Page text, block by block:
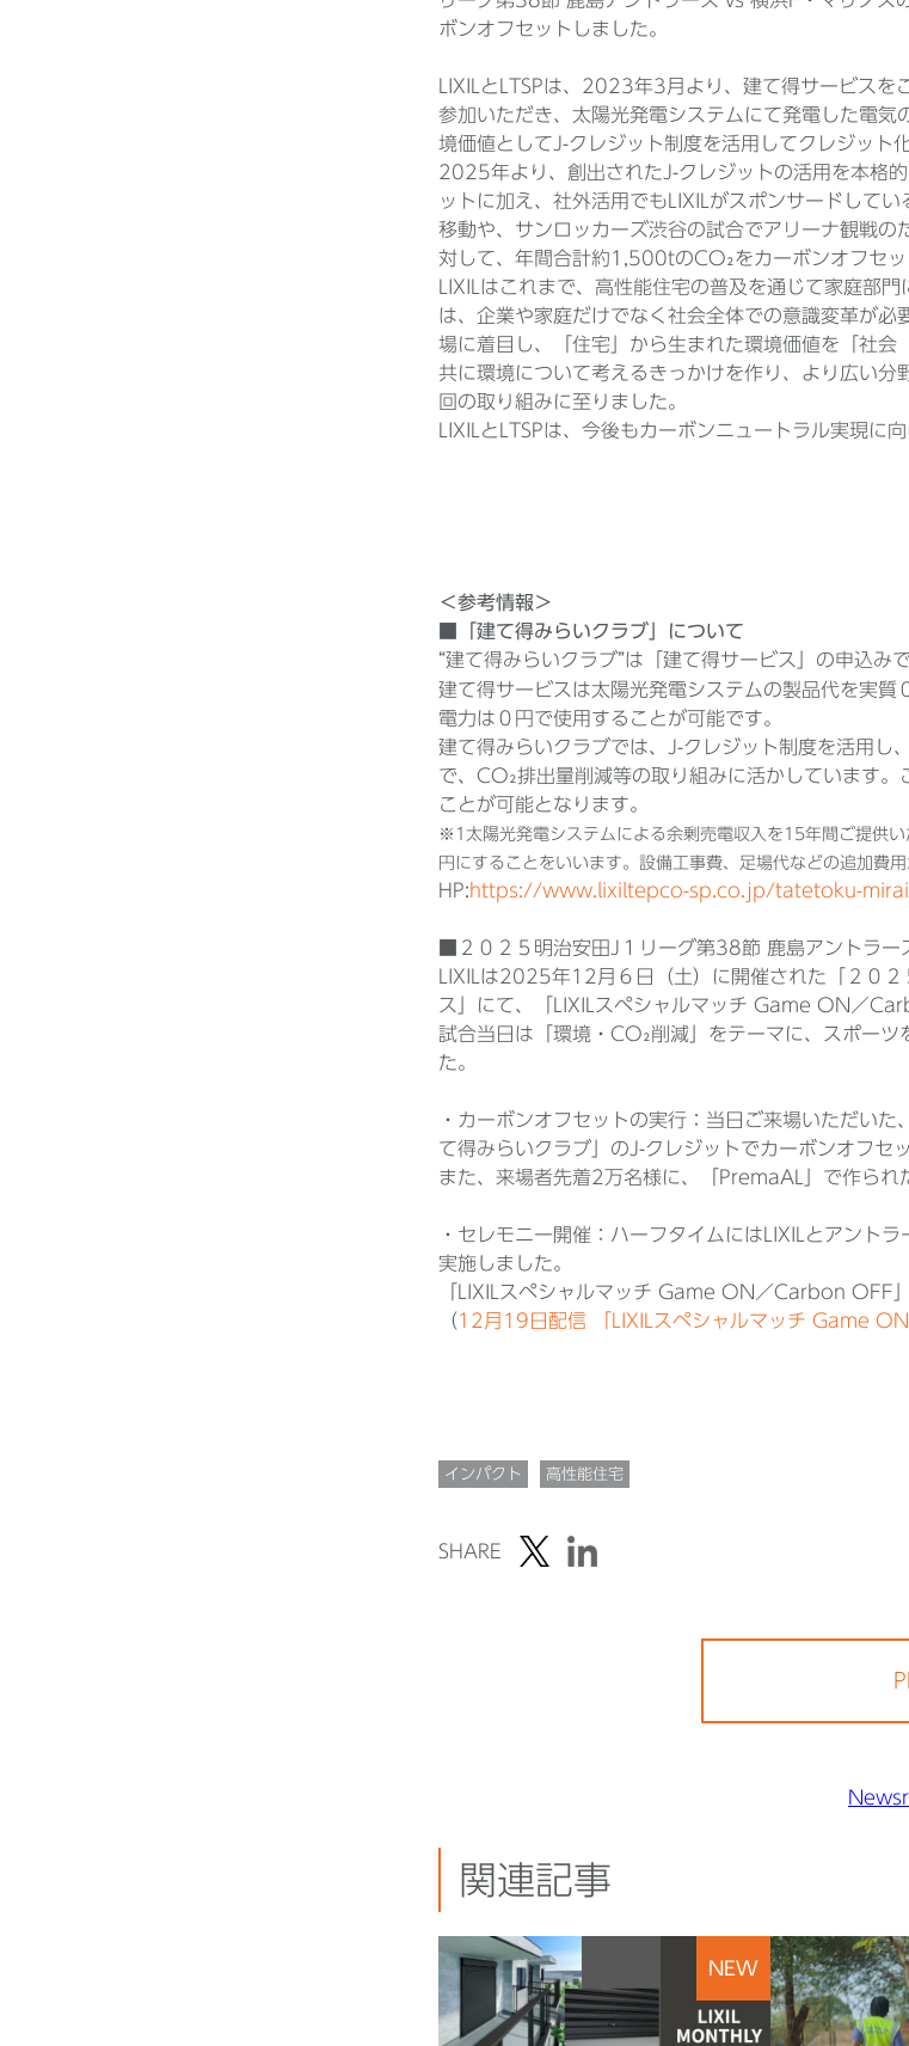
ボンオフセットしました。
LIXILとLTSPは、2023年3月より、建て得サービス
参加いただき、太陽光発電システムにて発電した電
境価値としてJ-クレジット制度を活用してクレジット
2025年より、創出されたJ-クレジットの活用を本格
ットに加え、社外活用でもLIXILがスポンサードして
移動や、サンロッカーズ渋谷の試合でアリーナ観戦
対して、年間合計約1,500tのCO₂をカーボンオフセッ
LIXILはこれまで、高性能住宅の普及を通じて家庭部
は、企業や家庭だけでなく社会全体での意識変革が
場に着目し、「住宅」から生まれた環境価値を「社
共に環境について考えるきっかけを作り、より広い
回の取り組みに至りました。
LIXILとLTSPは、今後もカーボンニュートラル実現に
＜参考情報＞
■「建て得みらいクラブ」について
“建て得みらいクラブ”は「建て得サービス」の申込み
建て得サービスは太陽光発電システムの製品代を実質
電力は０円で使用することが可能です。
建て得みらいクラブでは、J-クレジット制度を活用し
で、CO₂排出量削減等の取り組みに活かしています
ことが可能となります。
※1太陽光発電システムによる余剰売電収入を15年間ご提供
円にすることをいいます。設備工事費、足場代などの追加費
HP:https://www.lixiltepco-sp.co.jp/tatetoku-
■２０２５明治安田J１リーグ第38節 鹿島アントラー
LIXILは2025年12月６日（土）に開催された「２０
ス」にて、「LIXILスペシャルマッチ Game ON／
試合当日は「環境・CO₂削減」をテーマに、スポー
た。
・カーボンオフセットの実行：当日ご来場いただい
て得みらいクラブ」のJ-クレジットでカーボンオフセ
また、来場者先着2万名様に、「PremaAL」で作られ
・セレモニー開催：ハーフタイムにはLIXILとアント
実施しました。
「LIXILスペシャルマッチ Game ON／Carbon OFF
（12月19日配信 「LIXILスペシャルマッチ Game
インパクト 高性能住宅
SHARE
関連記事
NEW